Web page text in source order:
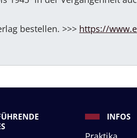
bestellen. >>> https://
INFOS